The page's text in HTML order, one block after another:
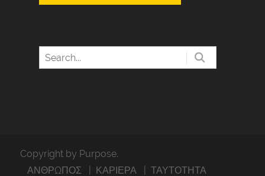
Copyright by Purpose.
ΑΝΘΡΩΠΟΣ
ΚΑΡΙΕΡΑ ΤΑΥΤΟΤΗΤΑ